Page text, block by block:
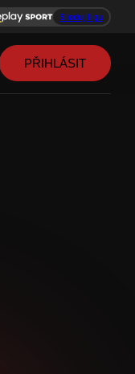
Sleduj ligu
PŘIHLÁSIT